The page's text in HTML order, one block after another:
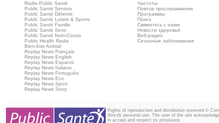
Radio Public Santé
Public Santé Seniors
Public Santé Détente
Public Santé Loisirs & Sports
Public Santé Famille
Public Santé Sexo
Public Santé Nutri-Conso
Public Health Radio
Bien-être Animal
Replay News Français
Replay News English
Replay News Espanol
Replay News Italiano
Replay News Portuguès
Replay News Eco
Replay News Sport
Replay News Story
Частоты
Повтор прослушивания
Программы
Поиск
Свяжитесь с нами
Новости здоровья
Веб‑радио
Сезонные заболевания
Rights of reproduction and distribution reserved ©
Strictly personal use. The user of the site
in accept and respect its provisions.